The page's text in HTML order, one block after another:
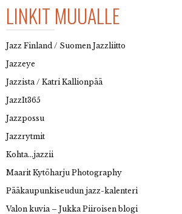
LINKIT MUUALLE
Jazz Finland / Suomen Jazzliitto
Jazzeye
Jazzista / Katri Kallionpää
JazzIt365
Jazzpossu
Jazzrytmit
Kohta…jazzii
Maarit Kytöharju Photography
Pääkaupunkiseudun jazz-kalenteri
Valon kuvia – Jukka Piiroisen blogi